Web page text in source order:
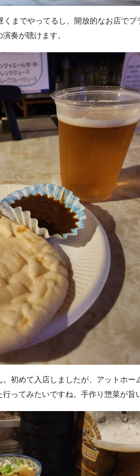
までやってるし、開放的なお店で
奏が聴けます。
。初めて入店しましたが、アットホー
ってみたいですね。手作り惣菜が旨